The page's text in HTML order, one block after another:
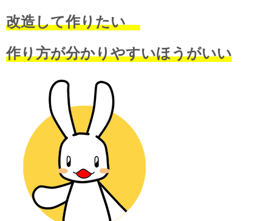
改造して作りたい
作り方が分かりやすいほうがいい